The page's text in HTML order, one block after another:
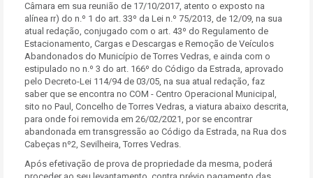
Câmara em sua reunião de 17/10/2017, atento o exposto na
alínea rr) do n.º 1 do art. 33º da Lei n.º 75/2013, de 12/09, na sua
atual redação, conjugado com o art. 43º do Regulamento de
Estacionamento, Cargas e Descargas e Remoção de Veículos
Abandonados do Município de Torres Vedras, e ainda com o
estipulado no n.º 3 do art. 166º do Código da Estrada, aprovado
pelo Decreto-Lei 114/94 de 03/05, na sua atual redação, faz
saber que se encontra no COM - Centro Operacional Municipal,
sito no Paul, Concelho de Torres Vedras, a viatura abaixo descrita,
para onde foi removida em 26/02/2021, por se encontrar
abandonada em transgressão ao Código da Estrada, na Rua dos
Cabeças nº2, Sevilheira, Torres Vedras.
Após efetivação de prova de propriedade da mesma, poderá